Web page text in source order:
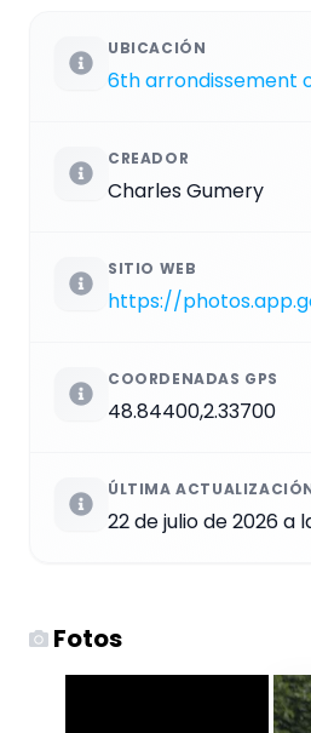
UBICACIÓN
6th arrondissement
CREADOR
Charles Gumery
SITIO WEB
COORDENADAS GPS
48.84400,2.33700
ÚLTIMA
22 de julio de 2026 a
Fotos